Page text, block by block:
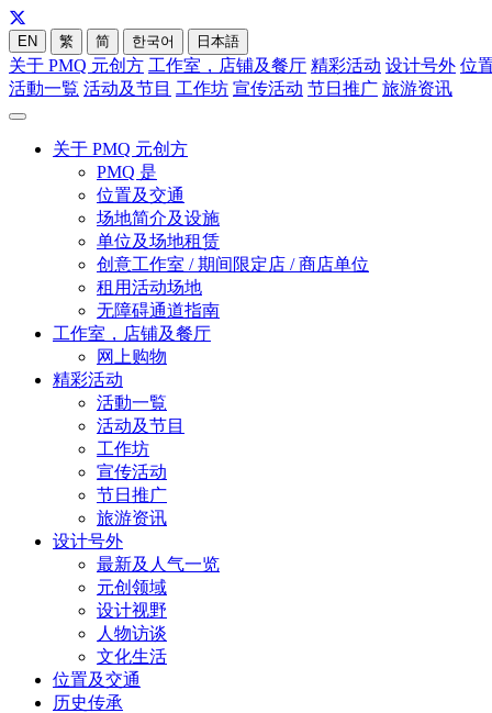
EN 繁 简 한국어 日本語
关于 PMQ 元创方 工作室，店铺及餐厅 精彩活动 设计号外 位
活動一覧 活动及节目 工作坊 宣传活动 节日推广 旅游资讯
关于 PMQ 元创方
PMQ 是
位置及交通
场地简介及设施
单位及场地租赁
创意工作室 / 期间限定店 / 商店单位
租用活动场地
无障碍通道指南
工作室，店铺及餐厅
网上购物
精彩活动
活動一覧
活动及节目
工作坊
宣传活动
节日推广
旅游资讯
设计号外
最新及人气一览
元创领域
设计视野
人物访谈
文化生活
位置及交通
历史传承